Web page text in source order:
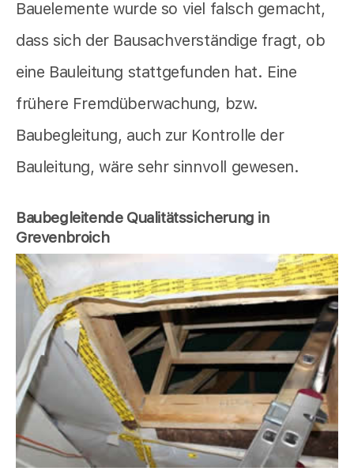
Bauelemente wurde so viel falsch gemacht,
dass sich der Bausachverständige fragt, ob
eine Bauleitung stattgefunden hat. Eine
frühere Fremdüberwachung, bzw.
Baubegleitung, auch zur Kontrolle der
Bauleitung, wäre sehr sinnvoll gewesen.
Baubegleitende Qualitätssicherung in
Grevenbroich